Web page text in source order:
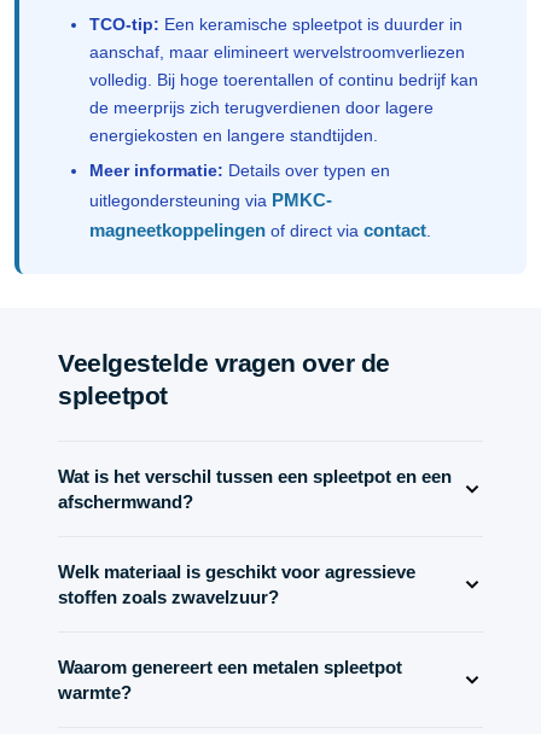
TCO-tip: Een keramische spleetpot is duurder in
aanschaf, maar elimineert wervelstroomverliezen
volledig. Bij hoge toerentallen of continu bedrijf kan
de meerprijs zich terugverdienen door lagere
energiekosten en langere standtijden.
Meer informatie: Details over typen en
uitlegondersteuning via PMKC-
magneetkoppelingen of direct via contact
Veelgestelde vragen over de
spleetpot
Wat is het verschil tussen een spleetpot en een
afschermwand?
niet-magnetische wand die de binnen- en buitenrotor
van een magneetkoppeling van elkaar scheidt en het
„Spalttopf“ is de gangbare term in de pomp- en
procestechniek (vanwege de potvormige constructie),
Welk materiaal is geschikt voor agressieve
stoffen zoals zwavelzuur?
(zirkoniumoxide) de eerste keuze. Hastelloy biedt de
hoogste corrosiebestendigheid tegen zuren en
Waarom genereert een metalen spleetpot
warmte?